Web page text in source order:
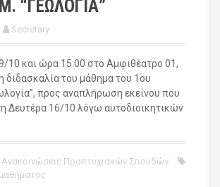
“ΓΕΩΛΟΓΙΑ”
Secretary
10 και ώρα 15:00 στο Αμφιθέατρο 01,
διδασκαλία του μάθημα του 1ου
προς αναπλήρωση εκείνου που
Δευτέρα 16/10 λόγω αυτοδιοικητικών
Ανακοινώσεις Προπτυχιακών Σπουδών